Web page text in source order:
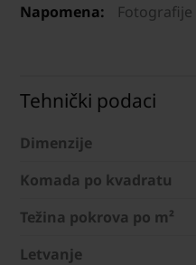
Napomena:
Tehnički podaci
Dimenzije
Komada po kvadratu
Težina pokrova po m²
Letvanje